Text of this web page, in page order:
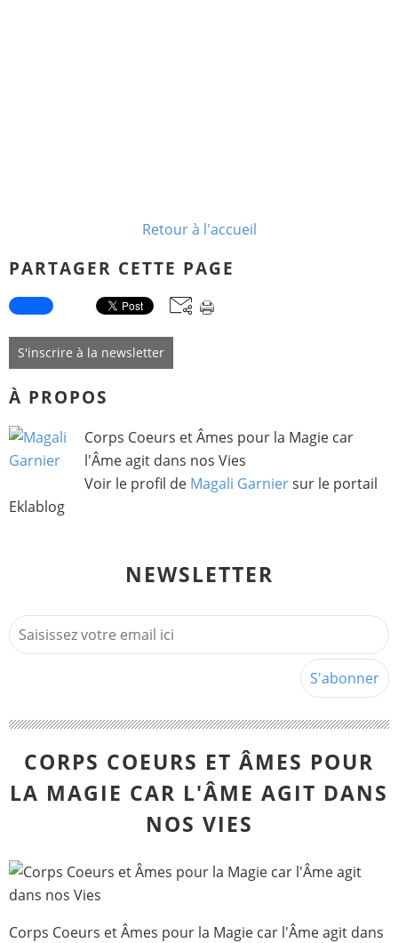
Retour à l'accueil
PARTAGER CETTE PAGE
S'inscrire à la newsletter
À PROPOS
Corps Coeurs et Âmes pour la Magie car
l'Âme agit dans nos Vies
Voir le profil de Magali Garniersur le portail
Eklablog
NEWSLETTER
CORPS COEURS ET ÂMES POUR
LA MAGIE CAR L'ÂME AGIT DANS
NOS VIES
Corps Coeurs et Âmes pour la Magie car l'Âme agit dans